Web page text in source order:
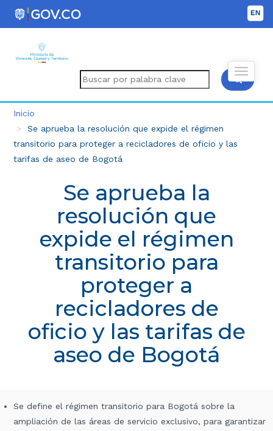
Inicio
Se aprueba la resolución que expide el régimen
transitorio para proteger a recicladores de oficio y las
tarifas de aseo de Bogotá
Se aprueba la
resolución que
expide el régimen
transitorio para
proteger a
recicladores de
oficio y las tarifas de
aseo de Bogotá
Se define el régimen transitorio para Bogotá sobre la
ampliación de las áreas de servicio exclusivo, para garantizar